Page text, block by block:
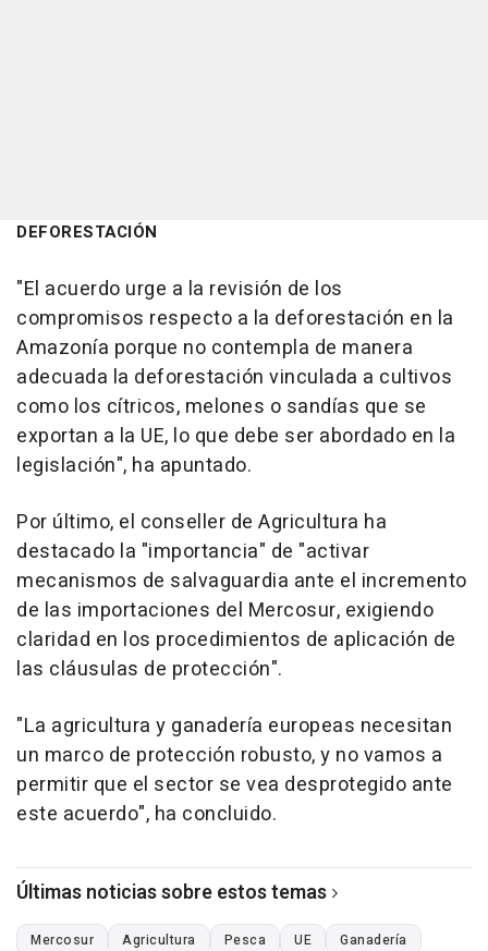
DEFORESTACIÓN
"El acuerdo urge a la revisión de los
compromisos respecto a la deforestación en la
Amazonía porque no contempla de manera
adecuada la deforestación vinculada a cultivos
como los cítricos, melones o sandías que se
exportan a la UE, lo que debe ser abordado en la
legislación", ha apuntado.
Por último, el conseller de Agricultura ha
destacado la "importancia" de "activar
mecanismos de salvaguardia ante el incremento
de las importaciones del Mercosur, exigiendo
claridad en los procedimientos de aplicación de
las cláusulas de protección".
"La agricultura y ganadería europeas necesitan
un marco de protección robusto, y no vamos a
permitir que el sector se vea desprotegido ante
este acuerdo", ha concluido.
Últimas noticias sobre estos temas
Mercosur Agricultura Pesca UE Ganadería